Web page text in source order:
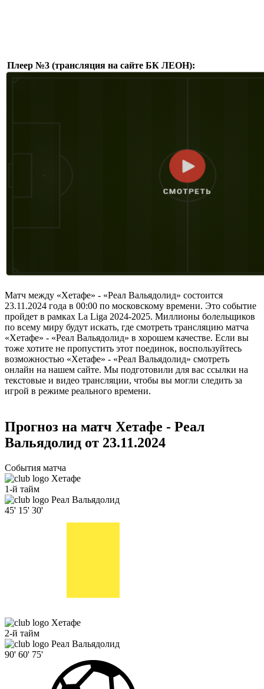
Плеер №3 (трансляция на сайте БК ЛЕОН):
Матч между «Хетафе» - «Реал Вальядолид» состоится
23.11.2024 года в 00:00 по московскому времени. Это событие
пройдет в рамках La Liga 2024-2025. Миллионы болельщиков
по всему миру будут искать, где смотреть трансляцию матча
«Хетафе» - «Реал Вальядолид» в хорошем качестве. Если вы
тоже хотите не пропустить этот поединок, воспользуйтесь
возможностью «Хетафе» - «Реал Вальядолид» смотреть
онлайн на нашем сайте. Мы подготовили для вас ссылки на
текстовые и видео трансляции, чтобы вы могли следить за
игрой в режиме реального времени.
Прогноз на матч Хетафе - Реал
Вальядолид от 23.11.2024
События матча
Хетафе
1-й тайм
Реал Вальядолид
45' 15' 30'
Хетафе
2-й тайм
Реал Вальядолид
90' 60' 75'